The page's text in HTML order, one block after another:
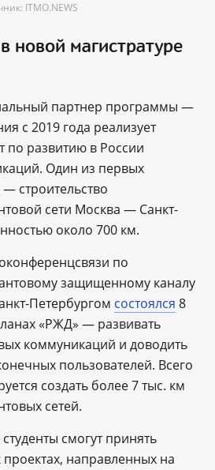
ITMO.NEWS
новой магистратуре
партнер программы —
с 2019 года реализует
по развитию в России
Один из первых
строительство
сети Москва ― Санкт-
около 700 км.
по
защищенному каналу
Петербургом состоялся 8
«РЖД» — развивать
коммуникаций и доводить
пользователей. Всего
создать более 7 тыс. км
сетей.
смогут принять
направленных на